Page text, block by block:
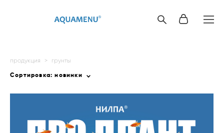
продукция > грунты
Сортировка: новинки